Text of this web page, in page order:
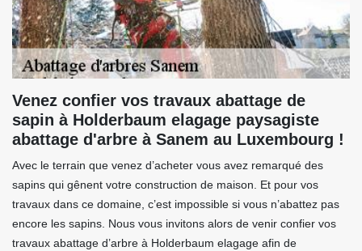
Venez confier vos travaux abattage de
sapin à Holderbaum elagage paysagiste
abattage d'arbre à Sanem au Luxembourg !
Avec le terrain que venez d’acheter vous avez remarqué des
sapins qui gênent votre construction de maison. Et pour vos
travaux dans ce domaine, c’est impossible si vous n’abattez pas
encore les sapins. Nous vous invitons alors de venir confier vos
travaux abattage d’arbre à Holderbaum elagage afin de